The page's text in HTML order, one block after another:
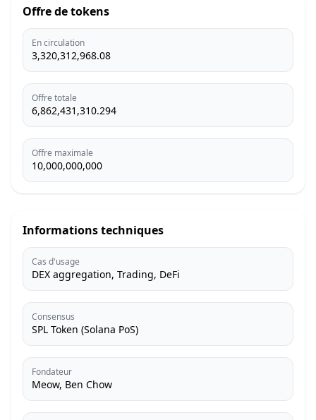
Offre de tokens
En circulation
3,320,312,968.08
Offre totale
6,862,431,310.294
Offre maximale
10,000,000,000
Informations techniques
Cas d'usage
DEX aggregation, Trading, DeFi
Consensus
SPL Token (Solana PoS)
Fondateur
Meow, Ben Chow